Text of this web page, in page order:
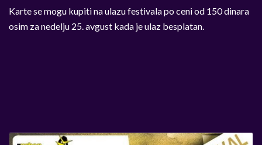
Karte se mogu kupiti na ulazu festivala po ceni od 150 dinara
osim za nedelju 25. avgust kada je ulaz besplatan.